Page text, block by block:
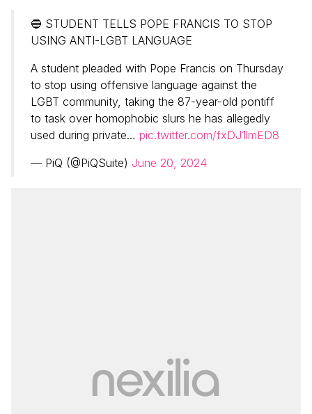
🔵 STUDENT TELLS POPE FRANCIS TO STOP
USING ANTI-LGBT LANGUAGE
A student pleaded with Pope Francis on Thursday
to stop using offensive language against the
LGBT community, taking the 87-year-old pontiff
to task over homophobic slurs he has allegedly
used during private… pic.twitter.com/fxDJ1lmED8
— PiQ (@PiQSuite) June 20, 2024